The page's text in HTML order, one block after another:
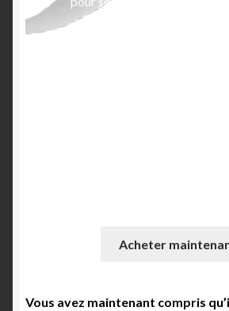
wing. En conséquence, de
Acheter
Vous avez maintenant compris